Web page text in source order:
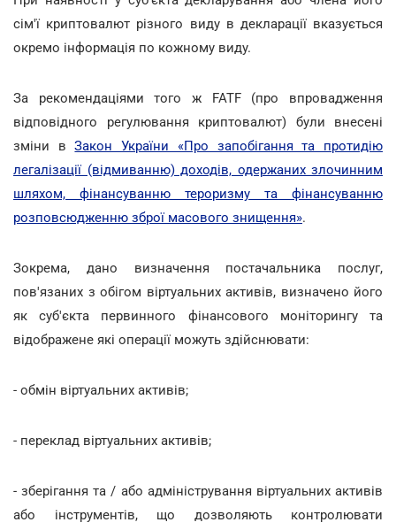
сім'ї криптовалют різного виду в декларації вказується
окремо інформація по кожному виду.
За рекомендаціями того ж FATF (про впровадження
відповідного регулювання криптовалют) були внесені
зміни вЗакон України «Про запобігання та протидію
легалізації (відмиванню) доходів, одержаних злочинним
шляхом, фінансуванню тероризму та фінансуванню
розповсюдженню зброї масового знищення».
Зокрема, дано визначення постачальника послуг,
пов'язаних з обігом віртуальних активів, визначено його
як суб'єкта первинного фінансового моніторингу та
відображене які операції можуть здійснювати:
- обмін віртуальних активів;
- переклад віртуальних активів;
- зберігання та / або адміністрування віртуальних активів
або інструментів, що дозволяють контролювати